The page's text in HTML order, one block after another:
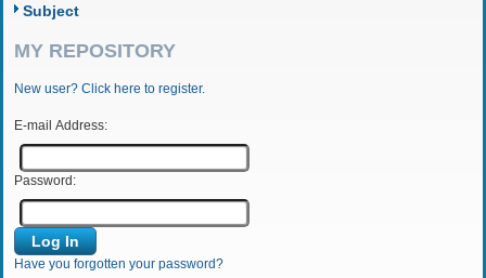
Subject
MY REPOSITORY
New user? Click here to register.
E-mail Address:
Password:
Have you forgotten your password?